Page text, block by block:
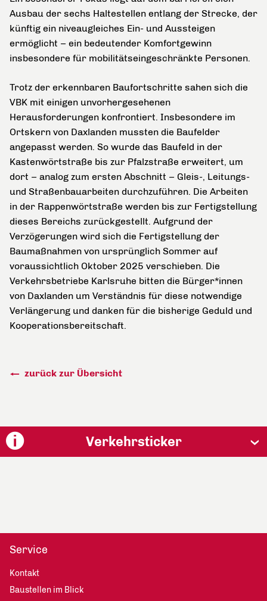
Ausbau der sechs Haltestellen entlang der Strecke, der
künftig ein niveaugleiches Ein- und Aussteigen
ermöglicht – ein bedeutender Komfortgewinn
insbesondere für mobilitätseingeschränkte Personen.
Trotz der erkennbaren Baufortschritte sahen sich die
VBK mit einigen unvorhergesehenen
Herausforderungen konfrontiert. Insbesondere im
Ortskern von Daxlanden mussten die Baufelder
angepasst werden. So wurde das Baufeld in der
Kastenwörtstraße bis zur Pfalzstraße erweitert, um
dort – analog zum ersten Abschnitt – Gleis-, Leitungs-
und Straßenbauarbeiten durchzuführen. Die Arbeiten
in der Rappenwörtstraße werden bis zur Fertigstellung
dieses Bereichs zurückgestellt. Aufgrund der
Verzögerungen wird sich die Fertigstellung der
Baumaßnahmen von ursprünglich Sommer auf
voraussichtlich Oktober 2025 verschieben. Die
Verkehrsbetriebe Karlsruhe bitten die Bürger*innen
von Daxlanden um Verständnis für diese notwendige
Verlängerung und danken für die bisherige Geduld und
Kooperationsbereitschaft.
zurück zur Übersicht
Verkehrsticker
Service
Kontakt
Baustellen im Blick